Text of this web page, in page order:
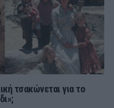
τσακώνεται για το